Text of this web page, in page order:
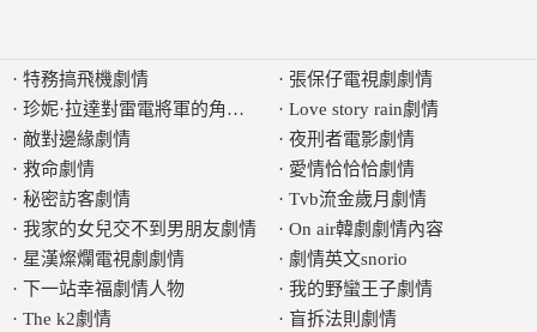
· 特務搞飛機劇情
· 珍妮·拉達對雷電將軍的角色劇情有何評論
· 敵對邊緣劇情
· 救命劇情
· 秘密訪客劇情
· 我家的女兒交不到男朋友劇情
· 星漢燦爛電視劇劇情
· 下一站幸福劇情人物
· The k2劇情
· 張保仔電視劇劇情
· Love story rain劇情
· 夜刑者電影劇情
· 愛情恰恰恰劇情
· Tvb流金歲月劇情
· On air韓劇劇情內容
· 劇情英文snorio
· 我的野蠻王子劇情
· 盲拆法則劇情